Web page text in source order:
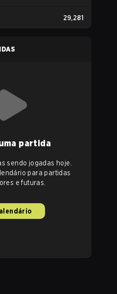
29,281
partida
sendo jogadas hoje.
para partidas
e futuras.